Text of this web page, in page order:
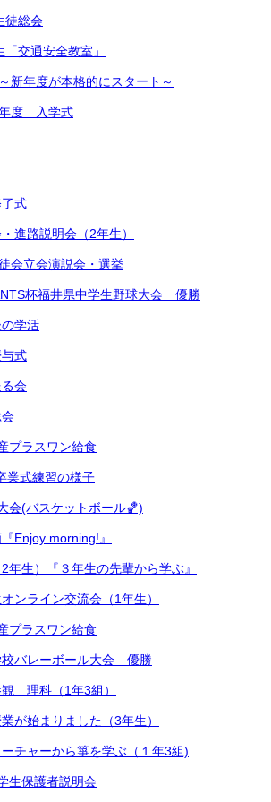
徒総会
交通安全教室」
新年度が本格的にスタート～
度 入学式
式
進路説明会（2年生）
会立会演説会・選挙
杯福井県中学生野球大会 優勝
学活
式
会
プラスワン給食
業式練習の様子
会(バスケットボール🏀)
Enjoy morning!』
年生）『３年生の先輩から学ぶ』
ンライン交流会（1年生）
プラスワン給食
校バレーボール大会 優勝
理科（1年3組）
が始まりました（3年生）
チャーから箏を学ぶ（１年3組)
生保護者説明会